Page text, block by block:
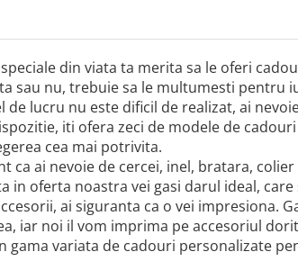
din viata ta merita sa le oferi
sau nu, trebuie sa le multumesti pentru
de lucru nu este dificil de realizat, ai
iti ofera zeci de modele de
cea mai potrivita.
ca ai nevoie de cercei, inel, bratara,
in oferta noastra vei gasi darul ideal,
ai siguranta ca o vei impresiona.
iar noi il vom imprima pe accesoriul
gama variata de cadouri personalizate